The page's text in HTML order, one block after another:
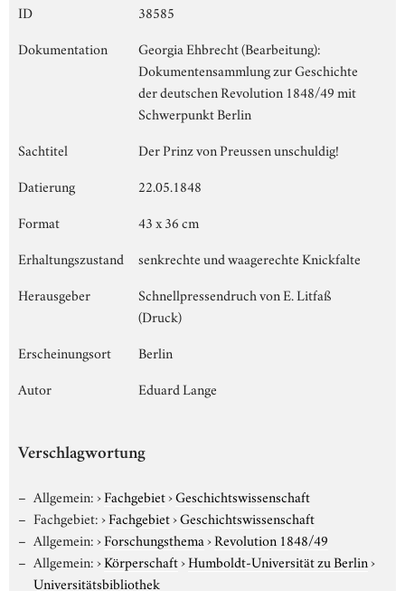
ID
38585
Dokumentation
Georgia Ehbrecht (Bearbeitung):
Dokumentensammlung zur Geschichte
der deutschen Revolution 1848/49 mit
Schwerpunkt Berlin
Sachtitel
Der Prinz von Preussen unschuldig!
Datierung
22.05.1848
Format
43 x 36 cm
Erhaltungszustand
senkrechte und waagerechte Knickfalte
Herausgeber
Schnellpressendruch von E. Litfaß
(Druck)
Erscheinungsort
Berlin
Autor
Eduard Lange
Verschlagwortung
Allgemein:›Fachgebiet›Geschichtswissenschaft
Fachgebiet:›Fachgebiet›Geschichtswissenschaft
Allgemein:›Forschungsthema›Revolution 1848/49
Allgemein:›Körperschaft›Humboldt-Universität zu Berlin›
Universitätsbibliothek